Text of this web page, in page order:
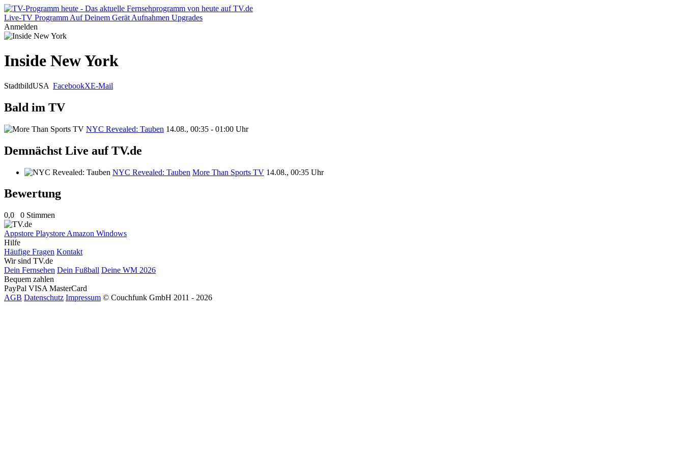
Live-TV Programm Auf Deinem Gerät Aufnahmen Upgrades
Anmelden
Inside New York
StadtbildUSA FacebookXE-Mail
Bald im TV
NYC Revealed: Tauben 14.08., 00:35 - 01:00 Uhr
Demnächst Live auf TV.de
NYC Revealed: Tauben More Than Sports TV 14.08., 00:35 Uhr
Bewertung
0,0 0 Stimmen
Appstore Playstore Amazon Windows
Hilfe
Häufige Fragen Kontakt
Wir sind TV.de
Dein Fernsehen Dein Fußball Deine WM 2026
Bequem zahlen
PayPal VISA MasterCard
AGB Datenschutz Impressum © Couchfunk GmbH 2011 - 2026